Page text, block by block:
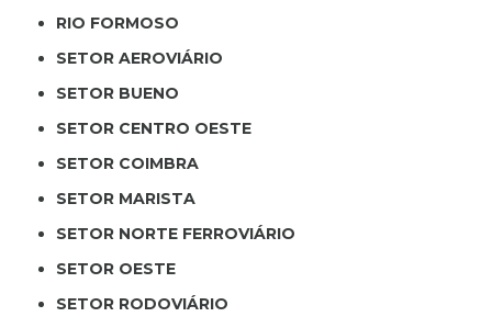
RIO FORMOSO
SETOR AEROVIÁRIO
SETOR BUENO
SETOR CENTRO OESTE
SETOR COIMBRA
SETOR MARISTA
SETOR NORTE FERROVIÁRIO
SETOR OESTE
SETOR RODOVIÁRIO